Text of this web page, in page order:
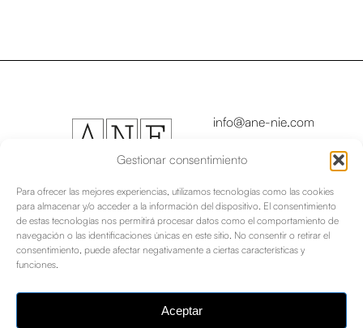
Gestionar consentimiento
Para ofrecer las mejores experiencias, utilizamos tecnologías como las cookies
para almacenar y/o acceder a la información del dispositivo. El consentimiento
de estas tecnologías nos permitirá procesar datos como el comportamiento de
navegación o las identificaciones únicas en este sitio. No consentir o retirar el
consentimiento, puede afectar negativamente a ciertas características y
funciones.
Aceptar
info@ane-nie.com
Asociación Navarra de
Aviso legal|